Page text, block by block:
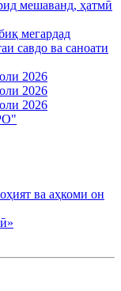
мешаванд, ҳатмӣ
мегардад
савдо ва саноати
2026
2026
2026
ва аҳкоми он